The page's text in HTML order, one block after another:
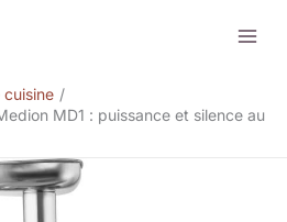
cuisine
MD1 : puissance et silence au